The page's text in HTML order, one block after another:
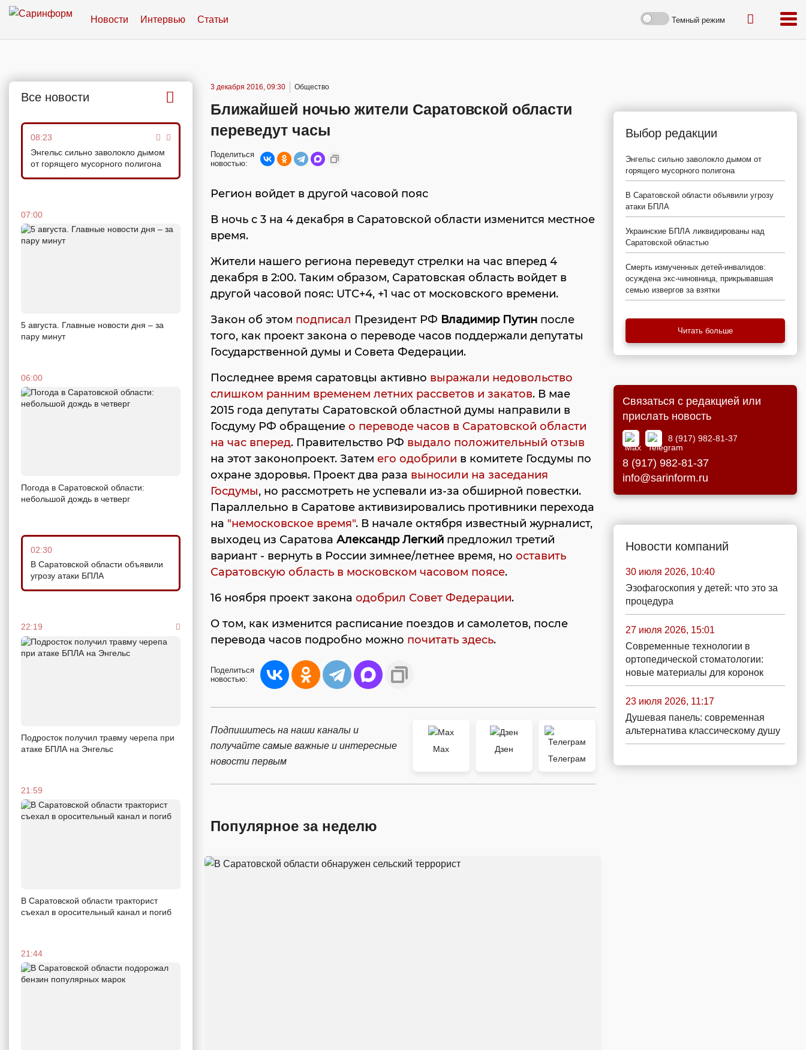
Новости Интервью Статьи Темный режим
Все новости
08:23
Энгельс сильно заволокло дымом
от горящего мусорного полигона
07:00
5 августа. Главные новости дня – за
пару минут
06:00
Погода в Саратовской области:
небольшой дождь в четверг
02:30
В Саратовской области объявили
угрозу атаки БПЛА
22:19
Подросток получил травму черепа при
атаке БПЛА на Энгельс
21:59
В Саратовской области тракторист
съехал в оросительный канал и погиб
21:44
3 декабря 2016, 09:30 Общество
Ближайшей ночью жители Саратовской области
переведут часы
Поделиться
новостью:
Регион войдет в другой часовой пояс
В ночь с 3 на 4 декабря в Саратовской области изменится местное
время.
Жители нашего региона переведут стрелки на час вперед 4
декабря в 2:00. Таким образом, Саратовская область войдет в
другой часовой пояс: UTC+4, +1 час от московского времени.
Закон об этом подписал Президент РФ Владимир Путин после
того, как проект закона о переводе часов поддержали депутаты
Государственной думы и Совета Федерации.
Последнее время саратовцы активно выражали недовольство
слишком ранним временем летних рассветов и закатов. В мае
2015 года депутаты Саратовской областной думы направили в
Госдуму РФ обращение о переводе часов в Саратовской области
на час вперед. Правительство РФ выдало положительный отзыв
на этот законопроект. Затем его одобрили в комитете Госдумы по
охране здоровья. Проект два раза выносили на заседания
Госдумы, но рассмотреть не успевали из-за обширной повестки.
Параллельно в Саратове активизировались противники перехода
на "немосковское время". В начале октября известный журналист,
выходец из Саратова Александр Легкий предложил третий
вариант - вернуть в России зимнее/летнее время, но оставить
Саратовскую область в московском часовом поясе.
16 ноября проект закона одобрил Совет Федерации.
О том, как изменится расписание поездов и самолетов, после
перевода часов подробно можно почитать здесь.
Поделиться
новостью:
Подпишитесь на наши каналы и
получайте самые важные и интересные
новости первым
Max
Дзен
Телеграм
Популярное за неделю
Выбор редакции
Энгельс сильно заволокло дымом от
горящего мусорного полигона
В Саратовской области объявили угрозу
атаки БПЛА
Украинские БПЛА ликвидированы над
Саратовской областью
Смерть измученных детей-инвалидов:
осуждена экс-чиновница, прикрывавшая
семью извергов за взятки
Читать больше
Связаться с редакцией или
прислать новость
8 (917) 982-81-37
8 (917) 982-81-37
info@sarinform.ru
Новости компаний
30 июля 2026, 10:40
Эзофагоскопия у детей: что это за
процедура
27 июля 2026, 15:01
Современные технологии в
ортопедической стоматологии:
новые материалы для коронок
23 июля 2026, 11:17
Душевая панель: современная
альтернатива классическому душу